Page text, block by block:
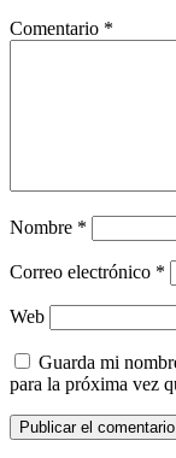
Comentario *
Nombre *
Correo electrónico *
Web
Guarda mi
para la próxima vez